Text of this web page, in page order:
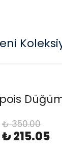
₺ 350.00
₺ 215.05